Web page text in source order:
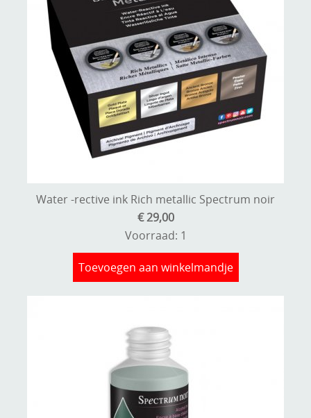
Water -rective ink Rich metallic Spectrum noir
€ 29,00
Voorraad: 1
Toevoegen aan winkelmandje